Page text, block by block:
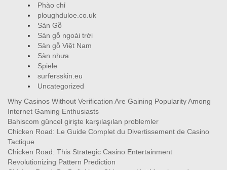
Phào chỉ
ploughduloe.co.uk
Sàn Gỗ
Sàn gỗ ngoài trời
Sàn gỗ Việt Nam
Sàn nhựa
Spiele
surfersskin.eu
Uncategorized
Why Casinos Without Verification Are Gaining Popularity Among
Internet Gaming Enthusiasts
Bahiscom güncel girişte karşılaşılan problemler
Chicken Road: Le Guide Complet du Divertissement de Casino
Tactique
Chicken Road: This Strategic Casino Entertainment
Revolutionizing Pattern Prediction